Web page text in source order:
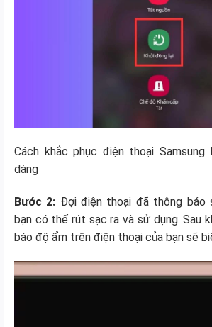
Cách khắc phục điện thoại
dàng
Bước 2: Đợi điện thoại đã thông báo
bạn có thể rút sạc ra và sử dụng. Sau
báo độ ẩm trên điện thoại của bạn sẽ